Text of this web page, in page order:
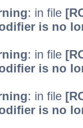
: in file
is no
: in file
is no
: in file
is no